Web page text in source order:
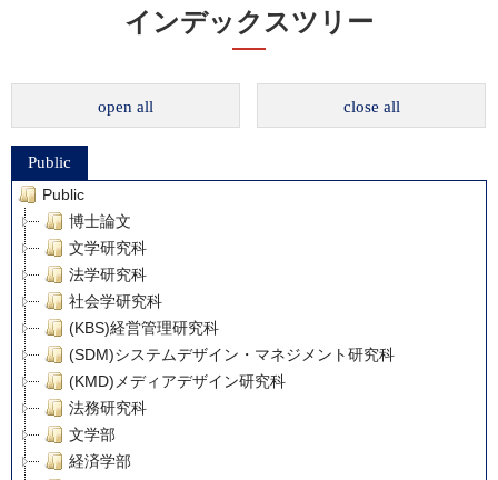
インデックスツリー
open all close all
Public
Public
博士論文
文学研究科
法学研究科
社会学研究科
(KBS)経営管理研究科
(SDM)システムデザイン・マネジメント研究科
(KMD)メディアデザイン研究科
法務研究科
文学部
経済学部